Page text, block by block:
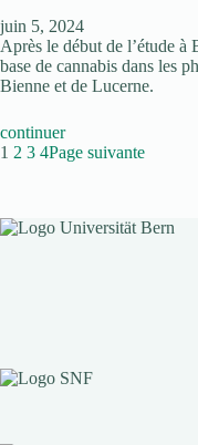
juin 5, 2024
Après le début de l’étude à
base de cannabis dans les
Bienne et de Lucerne.
continuer
1 2 3 4Page suivante